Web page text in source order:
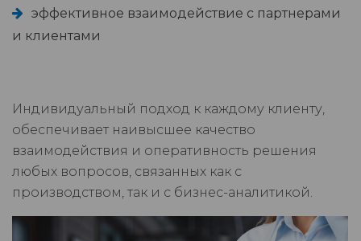
эффективное взаимодействие с партнерами
и клиентами
Индивидуальный подход к каждому клиенту,
обеспечивает наивысшее качество
взаимодействия и оперативность решения
любых вопросов, связанных как с
производством, так и с бизнес-аналитикой.